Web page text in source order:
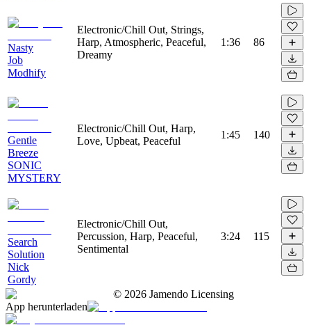
Nasty
Job
Modhify
Electronic/Chill Out, Strings,
Harp, Atmospheric, Peaceful,
Dreamy
1:36 86
Gentle
Breeze
SONIC
MYSTERY
Electronic/Chill Out, Harp,
Love, Upbeat, Peaceful
1:45 140
Search
Solution
Nick
Gordy
Electronic/Chill Out,
Percussion, Harp, Peaceful,
Sentimental
3:24 115
© 2026 Jamendo Licensing
App herunterladen